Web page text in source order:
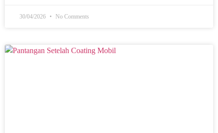
30/04/2026 No Comments